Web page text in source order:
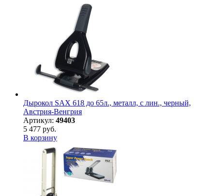
Дырокол SAX 618 до 65л., металл, с лин., черный,
Австрия-Венгрия
Артикул: 49403
5 477 руб.
В корзину